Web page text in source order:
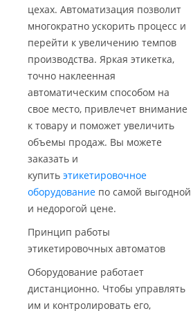
цехах. Автоматизация позволит
многократно ускорить процесс и
перейти к увеличению темпов
производства. Яркая этикетка,
точно наклеенная
автоматическим способом на
свое место, привлечет внимание
к товару и поможет увеличить
объемы продаж. Вы можете
заказать и
купить этикетировочное
оборудование по самой выгодной
и недорогой цене.
Принцип работы
этикетировочных автоматов
Оборудование работает
дистанционно. Чтобы управлять
им и контролировать его,